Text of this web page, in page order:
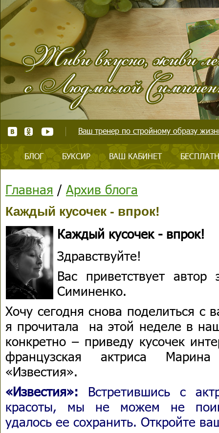
Ваш тренер по стройному образу
БЛОГ БУКСИР ВАШ КАБИНЕТ
Главная / Архив блога
Каждый кусочек - впрок!
Каждый кусочек - впрок!
Здравствуйте!
Вас приветствует
Симиненко.
Хочу сегодня снова поделиться с
я прочитала на этой неделе в
конкретно – приведу кусочек
французская актриса
«Известия».
«Известия»: Встретившись с
красоты, мы не можем не
удалось ее сохранить. Откройте